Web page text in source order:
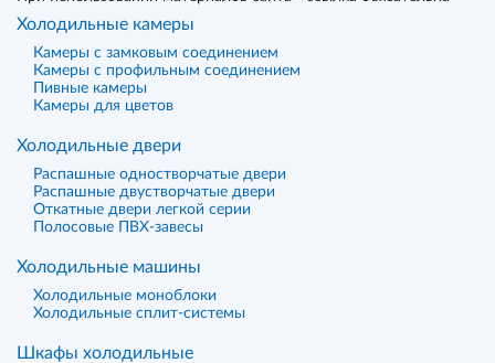
Холодильные камеры
Камеры с замковым соединением
Камеры с профильным соединением
Пивные камеры
Камеры для цветов
Холодильные двери
Распашные одностворчатые двери
Распашные двустворчатые двери
Откатные двери легкой серии
Полосовые ПВХ-завесы
Холодильные машины
Холодильные моноблоки
Холодильные сплит-системы
Шкафы холодильные